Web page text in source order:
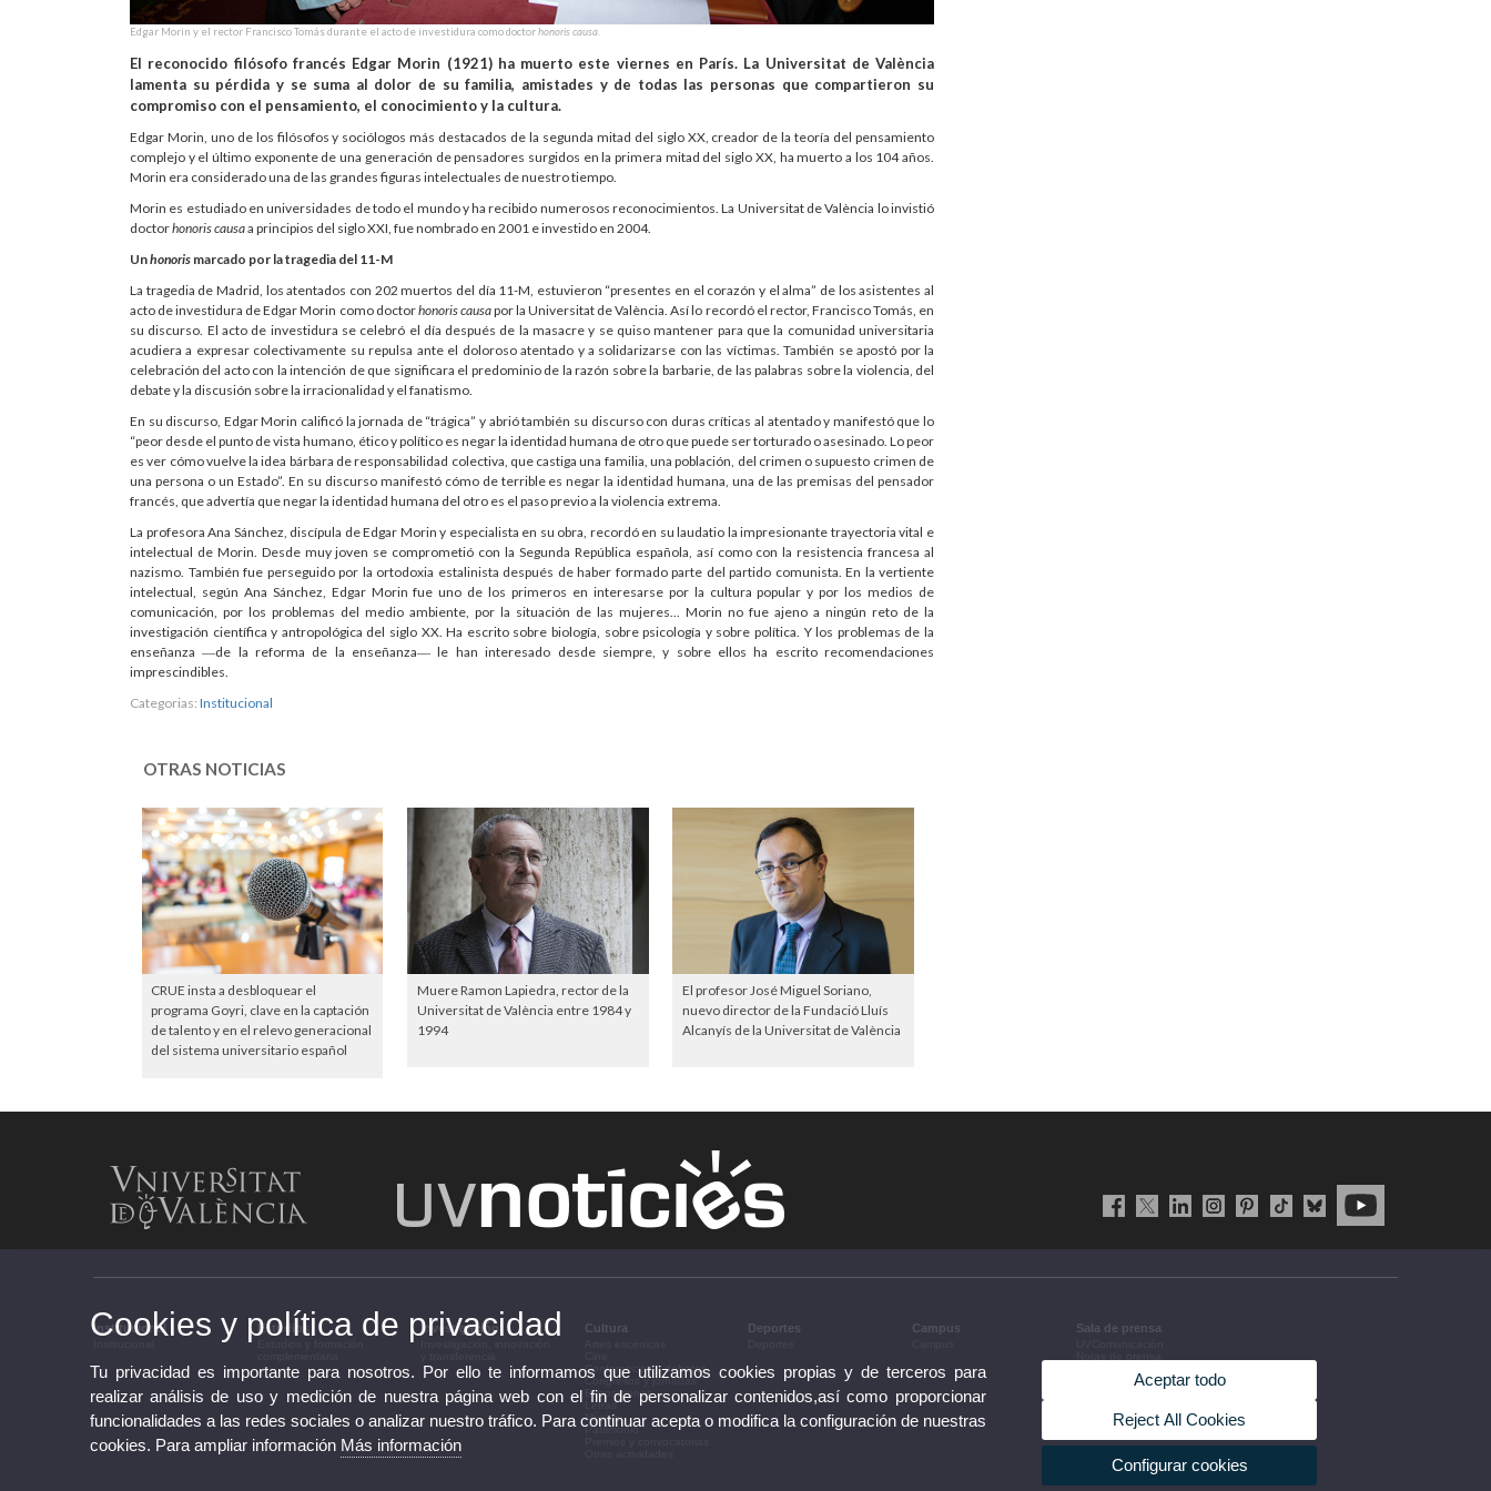
Edgar Morin y el rector Francisco Tomás durante el acto de investidura como doctorhonoris causa.
El reconocido filósofo francés Edgar Morin (1921) ha muerto este viernes en París. La Universitat de València
lamenta su pérdida y se suma al dolor de su familia, amistades y de todas las personas que compartieron su
compromiso con el pensamiento, el conocimiento y la cultura.
Edgar Morin, uno de los filósofos y sociólogos más destacados de la segunda mitad del siglo XX, creador de la teoría del pensamiento
complejo y el último exponente de una generación de pensadores surgidos en la primera mitad del siglo XX, ha muerto a los 104 años.
Morin era considerado una de las grandes figuras intelectuales de nuestro tiempo.
Morin es estudiado en universidades de todo el mundo y ha recibido numerosos reconocimientos. La Universitat de València lo invistió
doctorhonoris causaa principios del siglo XXI, fue nombrado en 2001 e investido en 2004.
Unhonoris marcado por la tragedia del 11-M
La tragedia de Madrid, los atentados con 202 muertos del día 11-M, estuvieron “presentes en el corazón y el alma” de los asistentes al
acto de investidura de Edgar Morin como doctorhonoris causapor la Universitat de València. Así lo recordó el rector, Francisco Tomás, en
su discurso. El acto de investidura se celebró el día después de la masacre y se quiso mantener para que la comunidad universitaria
acudiera a expresar colectivamente su repulsa ante el doloroso atentado y a solidarizarse con las víctimas. También se apostó por la
celebración del acto con la intención de que significara el predominio de la razón sobre la barbarie, de las palabras sobre la violencia, del
debate y la discusión sobre la irracionalidad y el fanatismo.
En su discurso, Edgar Morin calificó la jornada de “trágica” y abrió también su discurso con duras críticas al atentado y manifestó que lo
“peor desde el punto de vista humano, ético y político es negar la identidad humana de otro que puede ser torturado o asesinado. Lo peor
es ver cómo vuelve la idea bárbara de responsabilidad colectiva, que castiga una familia, una población, del crimen o supuesto crimen de
una persona o un Estado”. En su discurso manifestó cómo de terrible es negar la identidad humana, una de las premisas del pensador
francés, que advertía que negar la identidad humana del otro es el paso previo a la violencia extrema.
La profesora Ana Sánchez, discípula de Edgar Morin y especialista en su obra, recordó en su laudatio la impresionante trayectoria vital e
intelectual de Morin. Desde muy joven se comprometió con la Segunda República española, así como con la resistencia francesa al
nazismo. También fue perseguido por la ortodoxia estalinista después de haber formado parte del partido comunista. En la vertiente
intelectual, según Ana Sánchez, Edgar Morin fue uno de los primeros en interesarse por la cultura popular y por los medios de
comunicación, por los problemas del medio ambiente, por la situación de las mujeres... Morin no fue ajeno a ningún reto de la
investigación científica y antropológica del siglo XX. Ha escrito sobre biología, sobre psicología y sobre política. Y los problemas de la
enseñanza ―de la reforma de la enseñanza― le han interesado desde siempre, y sobre ellos ha escrito recomendaciones
imprescindibles.
Categorias: Institucional
OTRAS NOTICIAS
CRUE insta a desbloquear el
programa Goyri, clave en la captación
de talento y en el relevo generacional
del sistema universitario español
Muere Ramon Lapiedra, rector de la
Universitat de València entre 1984 y
1994
El profesor José Miguel Soriano,
nuevo director de la Fundació Lluís
Alcanyís de la Universitat de València
Institucional Estudios Investigación Cultura
Conferencias y debates
Congresos y jornadas
Exposiciones
Letras
Música
Patrimonio
Deportes Campus Sala de prensa
Acuerdos de gobierno
Cookies y política de privacidad
Tu privacidad es importante para nosotros. Por ello te informamos que utilizamos cookies propias y de terceros para
realizar análisis de uso y medición de nuestra página web con el fin de personalizar contenidos,así como proporcionar
funcionalidades a las redes sociales o analizar nuestro tráfico. Para continuar acepta o modifica la configuración de nuestras
cookies. Para ampliar información Más información
Aceptar todo
Reject All Cookies
Configurar cookies